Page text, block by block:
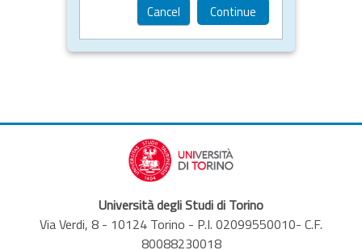
Cancel Continue
Università degli Studi di Torino
Via Verdi, 8 - 10124 Torino - P.I. 02099550010- C.F.
80088230018